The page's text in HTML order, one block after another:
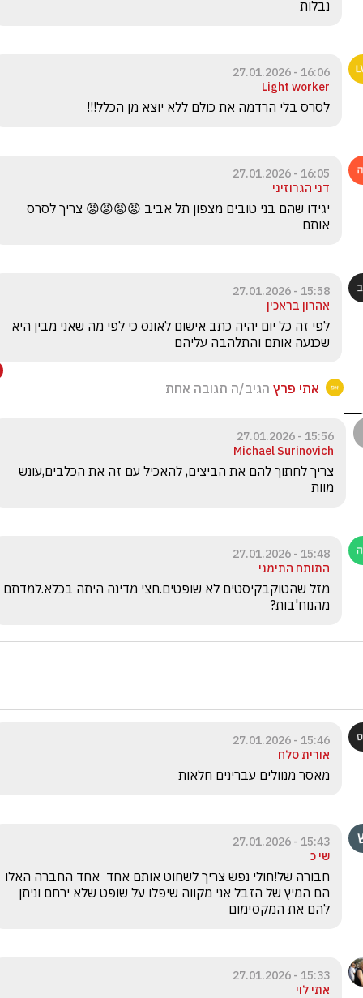
נבלות
16:06 - 27.01.2026
Light worker
לסרס בלי הרדמה את כולם ללא יוצא מן הכלל!!!
16:05 - 27.01.2026
דני הגרוזיני
אותם
15:58 - 27.01.2026
אהרון בראכין
שכנעה אותם והתלהבה עליהם
אתי פרץ הגיב/ה תגובה אחת
15:56 - 27.01.2026
Michael Surinovich
מוות
15:48 - 27.01.2026
התותח התימני
מהנוח'בות?
15:46 - 27.01.2026
אורית סלח
מאסר מנוולים עברינים חלאות
15:43 - 27.01.2026
שי כ
להם את המקסימום
15:33 - 27.01.2026
אתי לוי